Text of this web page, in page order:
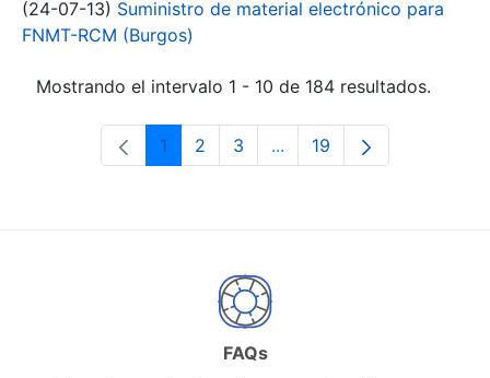
(24-07-13) Suministro de material electrónico para
FNMT-RCM (Burgos)
Mostrando el intervalo 1 - 10 de 184 resultados.
Página
1 Página
2 Página
3 ...Páginas intermedias Use
Página
19
FAQs